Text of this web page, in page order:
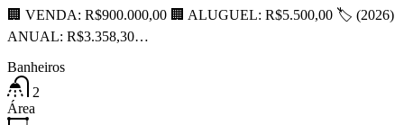
🏢 VENDA: R$900.000,00 🏢 ALUGUEL: R$5.500,00 🏷 (2026)
ANUAL: R$3.358,30…
Banheiros
2
Área